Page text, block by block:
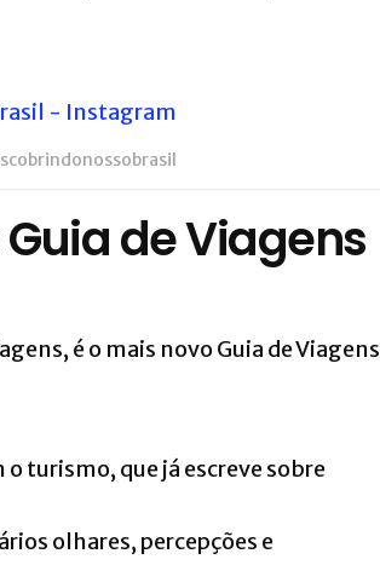
de Viagens
é o mais novo Guia de Viagens
turismo, que já escreve sobre
olhares, percepções e